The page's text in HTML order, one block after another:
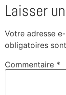
Laisser
Votre adresse
obligatoires
Commentaire *